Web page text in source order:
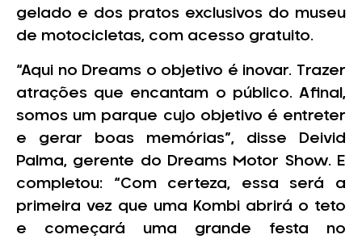
gelado e dos pratos exclusivos do museu
de motocicletas, com acesso gratuito.
“Aqui no Dreams o objetivo é inovar. Trazer
atrações que encantam o público. Afinal,
somos um parque cujo objetivo é entreter
e gerar boas memórias”, disse Deivid
Palma, gerente do Dreams Motor Show. E
completou: “Com certeza, essa será a
primeira vez que uma Kombi abrirá o teto
e começará uma grande festa no